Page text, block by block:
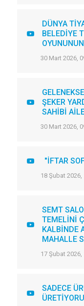
DÜNYA
BELEDİYE
30 Mart 2026,
ŞEKER
SAHİBİ
30 Mart 2026,
"İFTAR
18 Şubat 2026,
SEMT
TEMELİNİ
KALBİNDE
MAHALLE
17 Şubat 2026,
SADECE